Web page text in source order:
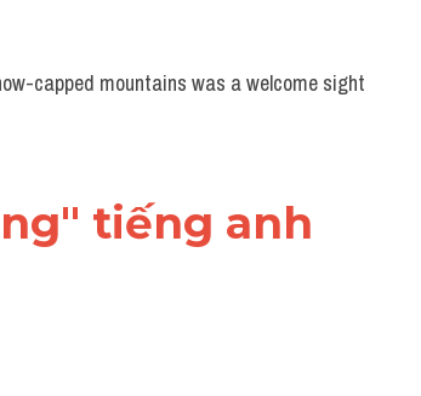
capped mountains was a welcome sight
tiếng anh